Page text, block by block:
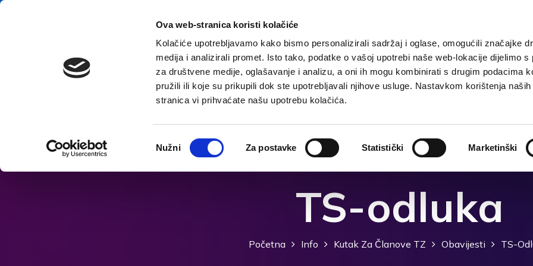
Ova web-stranica koristi kolačiće
Kolačiće upotrebljavamo kako bismo personalizirali sadržaj i oglase, omogućili značajke
medija i analizirali promet. Isto tako, podatke o vašoj upotrebi naše web-lokacije dijelimo s
za društvene medije, oglašavanje i analizu, a oni ih mogu kombinirati s drugim podacima
pružili ili koje su prikupili dok ste upotrebljavali njihove usluge. Nastavkom korištenja
stranica vi prihvaćate našu upotrebu kolačića.
pristanka
Nužni Za postavke Statistički Marketinški
Preskoči na sadržaj
Početna Destinacija Smještaj Što raditi?
TS-odluka
Početna Info Kutak Za Članove TZ Obavijesti TS-